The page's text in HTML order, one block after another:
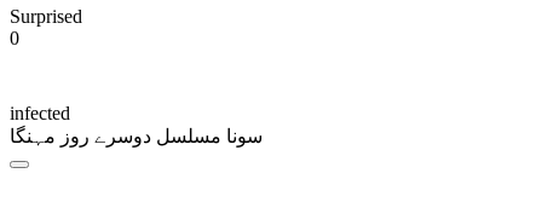
Surprised
0
infected
سونا مسلسل دوسرے روز مہنگا